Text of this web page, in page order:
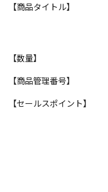
【商品タイトル】
【数量】
【商品管理番号】
【セールスポイント】